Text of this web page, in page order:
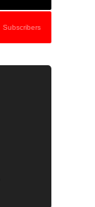
Subscribers